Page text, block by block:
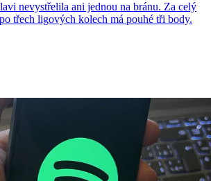
nevystřelila ani jednou na bránu. Za celý
třech ligových kolech má pouhé tři body.